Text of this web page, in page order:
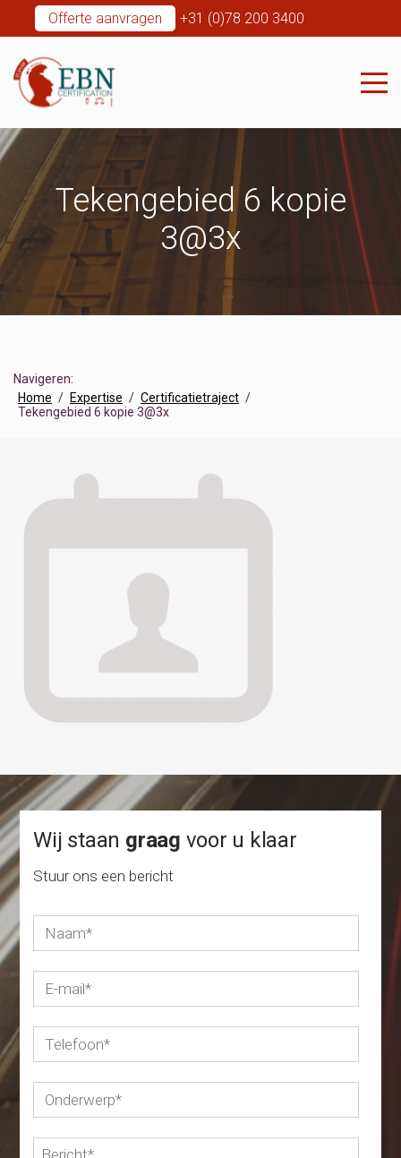
Offerte aanvragen +31 (0)78 200 3400
Tekengebied 6 kopie
3@3x
Navigeren:
Home
Expertise
Certificatietraject
Tekengebied 6 kopie 3@3x
Wij staan graag voor u klaar
Stuur ons een bericht